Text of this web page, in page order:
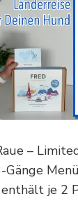
–
Gänge
enthält je 2